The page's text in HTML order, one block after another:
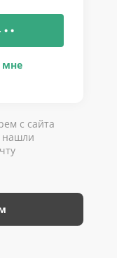
•
мне
с сайта
нашли